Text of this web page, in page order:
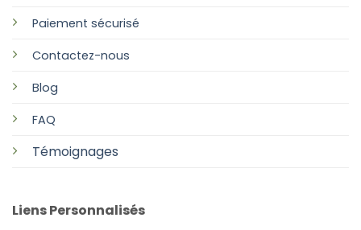
Paiement sécurisé
Contactez-nous
Blog
FAQ
Témoignages
Liens Personnalisés